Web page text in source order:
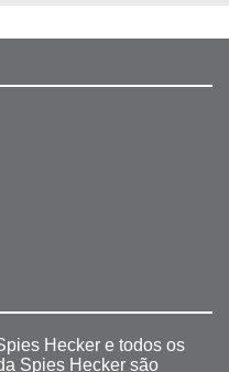
Hecker e todos os
Spies Hecker são